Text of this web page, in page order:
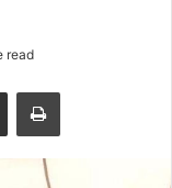
read
Share via Email Print